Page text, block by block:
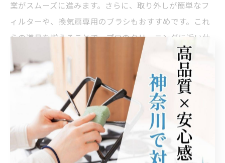
業がスムーズに進みます。さらに、取り外しが簡単なフ
ィルターや、換気扇専用のブラシもおすすめです。これ
らの道具を揃えることで、プロのクリーニングに近い仕
上がりを家庭でも実現できます。また、掃除の際に防護
手袋やマスクを使用することで、安全に作業を進めるこ
とができ、掃除が楽になるだけでなく、健康にも配慮で
きます。これらの便利グッズを活用し、キッチンを清潔
に保ちましょう。